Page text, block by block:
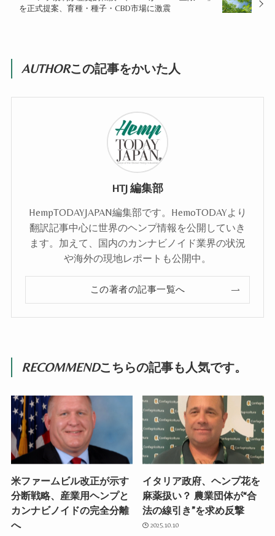
を正式提案、育種・種子・CBD市場に激震
AUTHORこの記事をかいた人
HTJ 編集部
HempTODAYJAPAN編集部です。HemoTODAYより
翻訳記事中心に世界のヘンプ情報を公開していき
ます。加えて、国内のカンナビノイド業界の状況
や海外の現地レポートも公開中。
この著者の記事一覧へ
RECOMMENDこちらの記事も人気です。
米ファームビル改正が示す
分断戦略、産業用ヘンプと
カンナビノイドの完全分離
へ
イタリア政府、ヘンプ花を
麻薬扱い？ 農業団体が“合
法の線引き”を求め反撃
2025.10.10